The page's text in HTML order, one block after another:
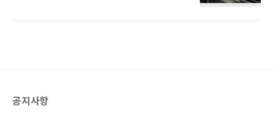
습니다. 기업의 EPS가 높을수록 그 회사의 주식
는 말 그대로 보통주보다 먼저 권리를 갖는다는
공지사항